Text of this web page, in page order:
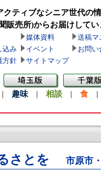
クティブなシニア世代の
販売所)からお届けしてい
媒体資料
送稿マ
込み
イベント
お問い
方針
サイトマップ
趣味 | 相談 | 食
さとを 市原市